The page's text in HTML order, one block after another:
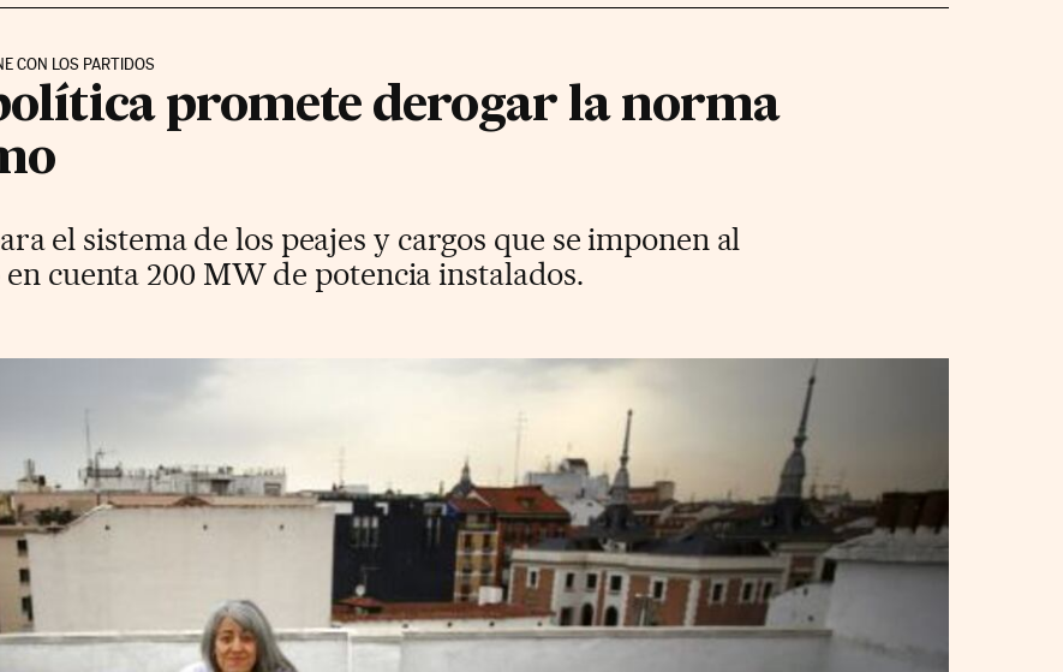
CON LOS PARTIDOS
promete derogar la norma
el sistema de los peajes y cargos que se imponen al
cuenta 200 MW de potencia instalados.